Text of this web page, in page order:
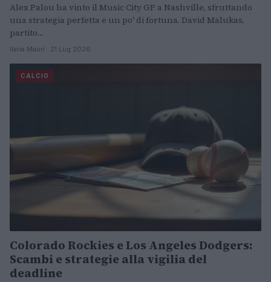
Alex Palou ha vinto il Music City GP a Nashville, sfruttando
una strategia perfetta e un po' di fortuna. David Malukas,
partito…
Ilaria Mauri · 21 Lug 2026
CALCIO
Colorado Rockies e Los Angeles Dodgers:
Scambi e strategie alla vigilia del
deadline